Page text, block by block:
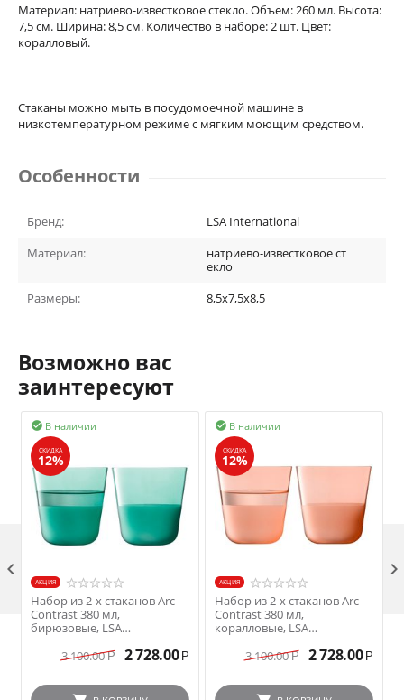
Материал: натриево-известковое стекло. Объем: 260 мл. Высота:
7,5 см. Ширина: 8,5 см. Количество в наборе: 2 шт. Цвет:
коралловый.
Стаканы можно мыть в посудомоечной машине в
низкотемпературном режиме с мягким моющим средством.
Особенности
Бренд:
LSA International
Материал:
натриево-известковое ст
екло
Размеры:
8,5x7,5x8,5
Возможно вас
заинтересуют
В наличии

СКИДКА
12%
AКЦИЯ
Набор из 2-х стаканов Arc
Contrast 380 мл,
бирюзовые, LSA
3 100.00 Р 2 728.00 Р
В наличии

СКИДКА
12%
AКЦИЯ
Набор из 2-х стаканов Arc
Contrast 380 мл,
коралловые, LSA
3 100.00 Р 2 728.00 Р
 